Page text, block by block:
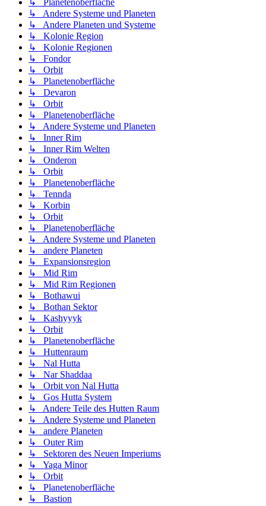
↳ Planetenoberfläche
↳ Andere Systeme und Planeten
↳ Andere Planeten und Systeme
↳ Kolonie Region
↳ Kolonie Regionen
↳ Fondor
↳ Orbit
↳ Planetenoberfläche
↳ Devaron
↳ Orbit
↳ Planetenoberfläche
↳ Andere Systeme und Planeten
↳ Inner Rim
↳ Inner Rim Welten
↳ Onderon
↳ Orbit
↳ Planetenoberfläche
↳ Tennda
↳ Korbin
↳ Orbit
↳ Planetenoberfläche
↳ Andere Systeme und Planeten
↳ andere Planeten
↳ Expansionsregion
↳ Mid Rim
↳ Mid Rim Regionen
↳ Bothawui
↳ Bothan Sektor
↳ Kashyyyk
↳ Orbit
↳ Planetenoberfläche
↳ Huttenraum
↳ Nal Hutta
↳ Nar Shaddaa
↳ Orbit von Nal Hutta
↳ Gos Hutta System
↳ Andere Teile des Hutten Raum
↳ Andere Systeme und Planeten
↳ andere Planeten
↳ Outer Rim
↳ Sektoren des Neuen Imperiums
↳ Yaga Minor
↳ Orbit
↳ Planetenoberfläche
↳ Bastion